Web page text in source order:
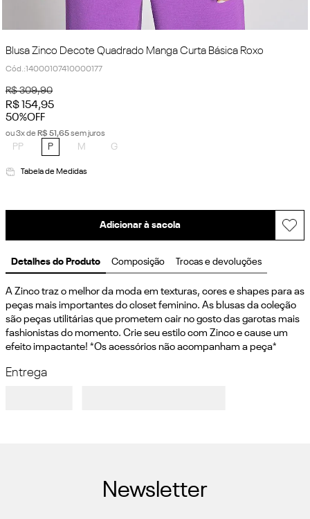
Blusa Zinco Decote Quadrado Manga Curta Básica Roxo
Cód.:14000107410000177
R$ 309,90
R$ 154,95
50%OFF
ou3x de R$ 51 ,65sem juros
PP P M G
Tabela de Medidas
Adicionar à sacola
Detalhes do Produto Composição Trocas e devoluções
A Zinco traz o melhor da moda em texturas, cores e shapes para as
peças mais importantes do closet feminino. As blusas da coleção
são peças utilitárias que prometem cair no gosto das garotas mais
fashionistas do momento. Crie seu estilo com Zinco e cause um
efeito impactante! *Os acessórios não acompanham a peça*
Entrega
Newsletter